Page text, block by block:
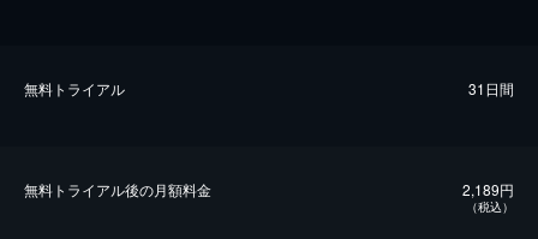
無料トライアル 31日間
無料トライアル後の⽉額料金 2,189円
（税込）